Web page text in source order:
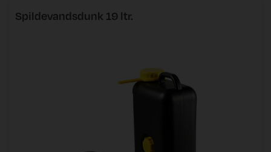
Spildevandsdunk 19 ltr.